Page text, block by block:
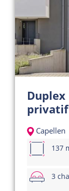
privatif
Capellen
137
3